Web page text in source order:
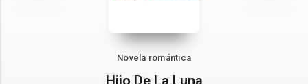
Novela romántica
Hijo De La Luna